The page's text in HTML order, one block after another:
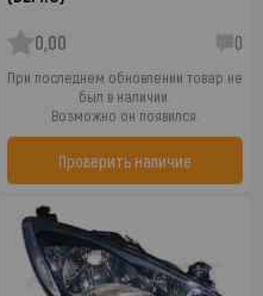
0,00 0
При последнем обновлении товар не
был в наличии.
Возможно он появился.
Проверить наличие